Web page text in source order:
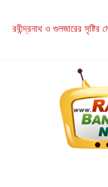
রবীন্দ্রনাথ ও গুলজারের
কলের গান থেকে রীলস্ —
জগন্নাথমঙ্গলম্ — বাংলায়
Retribution: A
Our Understanding
হাওয়া বদলের টলিউডে ‘তুমি